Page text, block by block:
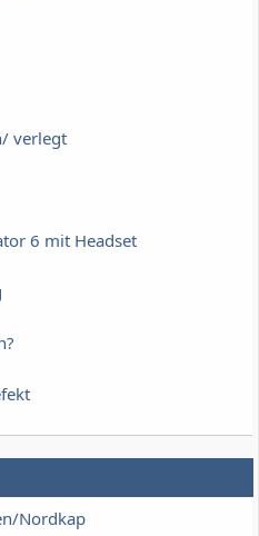
verlegt
6 mit Headset
Nordkap